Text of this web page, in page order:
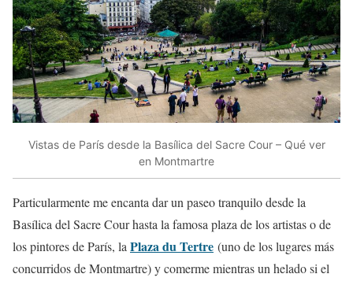
Vistas de París desde la Basílica del Sacre Cour – Qué ver
en Montmartre
Particularmente me encanta dar un paseo tranquilo desde la
Basílica del Sacre Cour hasta la famosa plaza de los artistas o de
los pintores de París, la Plaza du Tertre (uno de los lugares más
concurridos de Montmartre) y comerme mientras un helado si el